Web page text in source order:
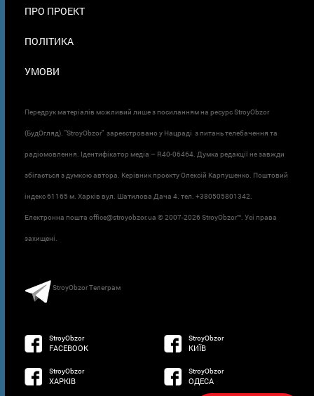
ПРО ПРОЕКТ
ПОЛІТИКА
УМОВИ
Передрук матеріалів можливий лише з посиланням на ресурс StroyObzor
(БудОгляд). "StroyObzor" зареєстровано у Нацраді з питань телебачення та
радіомовлення. Ідентифікатор медіа – R40-06464. Думка редакції не завжди
збігається з думкою автора. Керівник проєкту Олексій Карпушенко. Поштовий
індекс 61165 м. Харків вул. Шатилова Дача 4. тел. +380505801342.
Електронна пошта office@stroyobzor.ua © 2007-2026 StroyObzor™. Усі права
захищені.
StroyObzor Телеграм
StroyObzor
FACEBOOK
StroyObzor
КИЇВ
StroyObzor
ХАРКІВ
StroyObzor
ОДЕСА